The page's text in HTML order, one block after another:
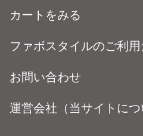
カートをみる
ファボスタイルのご利用
お問い合わせ
運営会社（当サイトにつ